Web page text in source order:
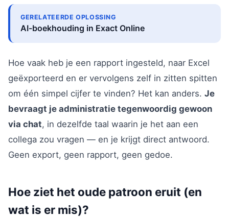
GERELATEERDE OPLOSSING
AI-boekhouding in Exact Online
Hoe vaak heb je een rapport ingesteld, naar Excel
geëxporteerd en er vervolgens zelf in zitten spitten
om één simpel cijfer te vinden? Het kan anders. Je
bevraagt je administratie tegenwoordig gewoon
via chat, in dezelfde taal waarin je het aan een
collega zou vragen — en je krijgt direct antwoord.
Geen export, geen rapport, geen gedoe.
Hoe ziet het oude patroon eruit (en
wat is er mis)?